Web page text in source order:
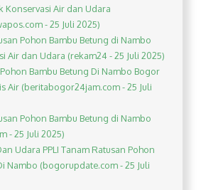
Konservasi Air dan Udara
- 25 Juli 2025)
Pohon Bambu Betung di Nambo
Air dan Udara (rekam24 - 25 Juli 2025)
Pohon Bambu Betung Di Nambo Bogor
Air (beritabogor24jam.com - 25 Juli
Pohon Bambu Betung di Nambo
- 25 Juli 2025)
Udara PPLI Tanam Ratusan Pohon
Nambo (bogorupdate.com - 25 Juli